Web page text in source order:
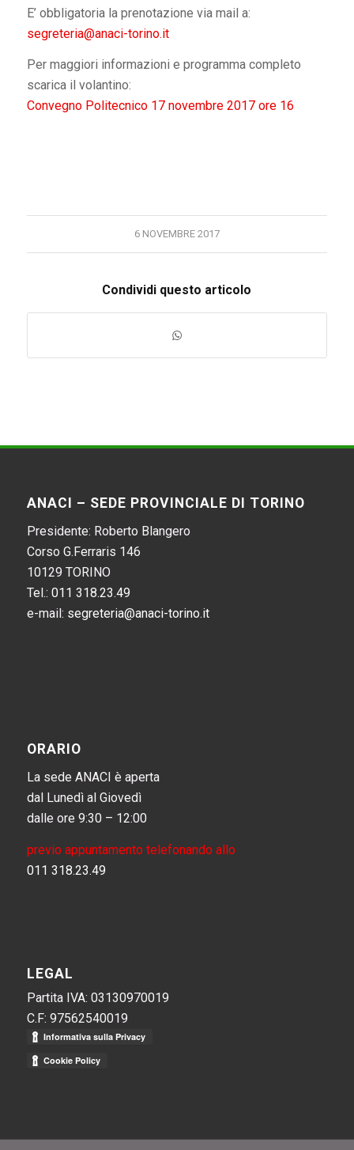
E’ obbligatoria la prenotazione via mail a:
segreteria@anaci-torino.it
Per maggiori informazioni e programma completo
scarica il volantino:
Convegno Politecnico 17 novembre 2017 ore 16
6 NOVEMBRE 2017
Condividi questo articolo
ANACI – SEDE PROVINCIALE DI TORINO
Presidente: Roberto Blangero
Corso G.Ferraris 146
10129 TORINO
Tel.: 011 318.23.49
e-mail: segreteria@anaci-torino.it
ORARIO
La sede ANACI è aperta
dal Lunedì al Giovedì
dalle ore 9:30 – 12:00
previo appuntamento telefonando allo
011 318.23.49
LEGAL
Partita IVA: 03130970019
C.F: 97562540019